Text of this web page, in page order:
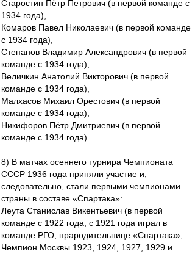
Старостин Пётр Петрович (в первой команде с
1934 года),
Комаров Павел Николаевич (в первой команде
с 1934 года),
Степанов Владимир Александрович (в первой
команде с 1934 года),
Величкин Анатолий Викторович (в первой
команде с 1934 года),
Малхасов Михаил Орестович (в первой
команде с 1934 года),
Никифоров Пётр Дмитриевич (в первой
команде с 1934 года).
8) В матчах осеннего турнира Чемпионата
СССР 1936 года приняли участие и,
следовательно, стали первыми чемпионами
страны в составе «Спартака»:
Леута Станислав Викентьевич (в первой
команде с 1922 года, с 1921 года играл в
команде РГО, прародительнице «Спартака»,
Чемпион Москвы 1923, 1924, 1927, 1929 и